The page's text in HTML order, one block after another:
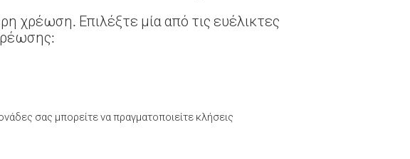
χρέωση. Επιλέξτε μία από τις ευέλικτες
σας μπορείτε να πραγματοποιείτε κλήσεις